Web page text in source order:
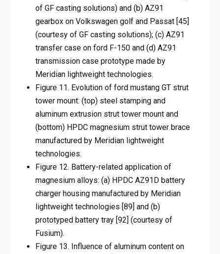
of GF casting solutions) and (b) AZ91
gearbox on Volkswagen golf and Passat [45]
(courtesy of GF casting solutions); (c) AZ91
transfer case on ford F-150 and (d) AZ91
transmission case prototype made by
Meridian lightweight technologies.
Figure 11. Evolution of ford mustang GT strut
tower mount: (top) steel stamping and
aluminum extrusion strut tower mount and
(bottom) HPDC magnesium strut tower brace
manufactured by Meridian lightweight
technologies.
Figure 12. Battery-related application of
magnesium alloys: (a) HPDC AZ91D battery
charger housing manufactured by Meridian
lightweight technologies [89] and (b)
prototyped battery tray [92] (courtesy of
Fusium).
Figure 13. Influence of aluminum content on